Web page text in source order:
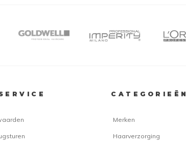
CATEGORIEËN
Merken
Haarverzorging